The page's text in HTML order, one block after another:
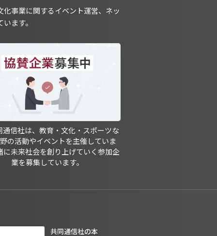
事業に関するイベント運営、ネッ
ます。
通信社は、教育・文化・スポーツな
の活動やイベントを主催していま
に未来社会を創り上げていく参加企
業を募集しています。
共同通信社の本